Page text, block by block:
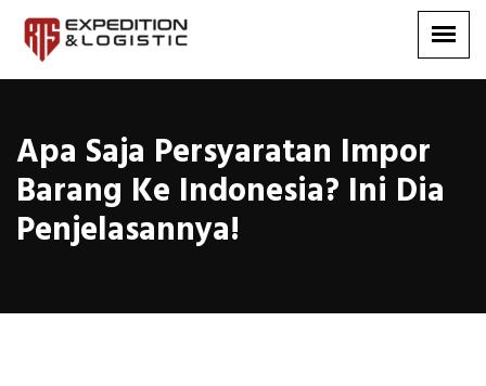
Apa Saja Persyaratan Impor
Barang Ke Indonesia? Ini Dia
Penjelasannya!